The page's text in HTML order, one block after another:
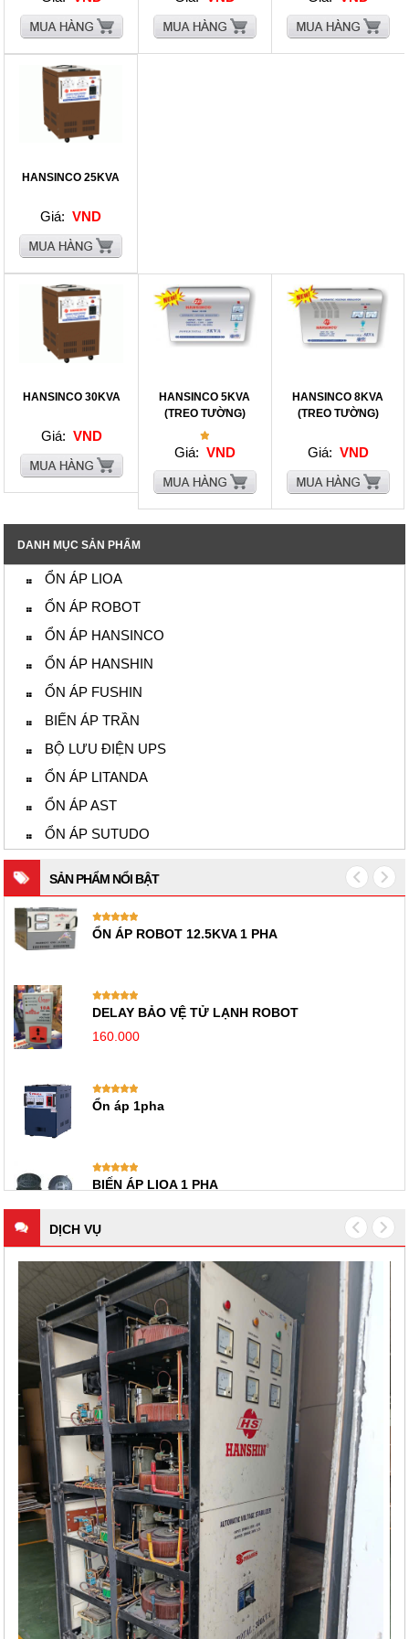
HANSINCO 25KVA
Giá: VND
HANSINCO 30KVA
Giá: VND
HANSINCO 5KVA
(TREO TƯỜNG)
Giá: VND
HANSINCO 8KVA
(TREO TƯỜNG)
Giá: VND
DANH MỤC SẢN PHẨM
ỔN ÁP LIOA
ỔN ÁP ROBOT
ỔN ÁP HANSINCO
ỔN ÁP HANSHIN
ỔN ÁP FUSHIN
BIẾN ÁP TRẦN
BỘ LƯU ĐIỆN UPS
ỔN ÁP LITANDA
ỔN ÁP AST
ỔN ÁP SUTUDO
SẢN PHẨM NỔI BẬT
HANSHIN 7KVA 1 PHA
HANSHIN 6KVA 3 PHA
ỔN ÁP 3KVA SUTUDO 1 PHA
ỔN ÁP 5KVA SUTUDO 1 PHA
DỊCH VỤ